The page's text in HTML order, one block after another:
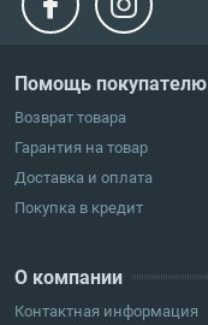
Помощь покупателю
Возврат товара
Гарантия на товар
Доставка и оплата
Покупка в кредит
О компании
Контактная информация